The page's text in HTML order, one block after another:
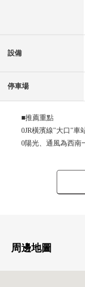
設備
停車場
■推薦重點
0JR橫濱線"大口"車
0陽光、通風為西南
0家族的交流有進
0有凈水器、洗碗
0同時地便於烹調的
0有汽車空間1台分
周邊地圖